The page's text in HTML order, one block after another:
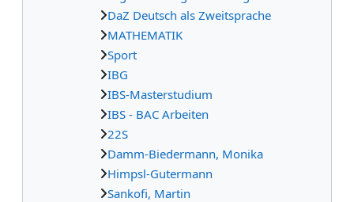
DaZ Deutsch als Zweitsprache
MATHEMATIK
Sport
IBG
IBS-Masterstudium
IBS - BAC Arbeiten
22S
Damm-Biedermann, Monika
Himpsl-Gutermann
Sankofi, Martin